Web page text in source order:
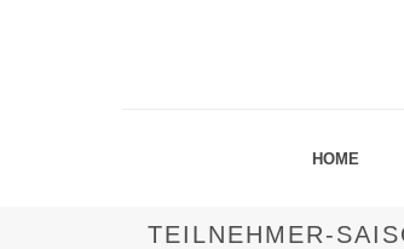
HOME
TEILNEHMER-